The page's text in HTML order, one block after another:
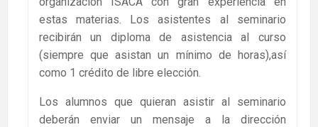
estas materias. Los asistentes al seminario
recibirán un diploma de asistencia al curso
(siempre que asistan un mínimo de horas),así
como 1 crédito de libre elección.
Los alumnos que quieran asistir al seminario
deberán enviar un mensaje a la dirección